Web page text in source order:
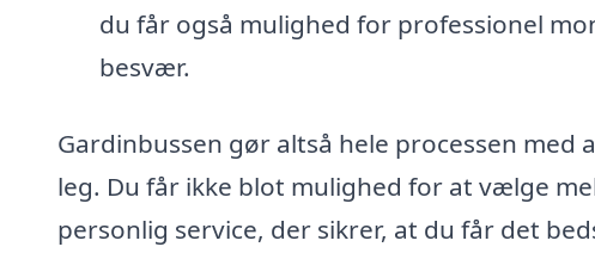
du får også mulighed for professionel
besvær.
Gardinbussen gør altså hele processen
leg. Du får ikke blot mulighed for at vælge
personlig service, der sikrer, at du får det